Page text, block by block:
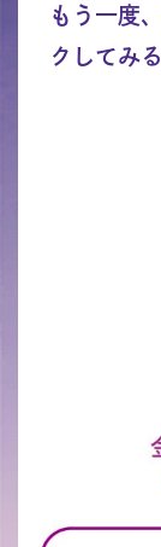
もう一度
クしてみ